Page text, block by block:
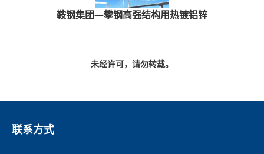
鞍钢集团—攀钢高强结构用热镀铝锌
未经许可，请勿转载。
联系方式